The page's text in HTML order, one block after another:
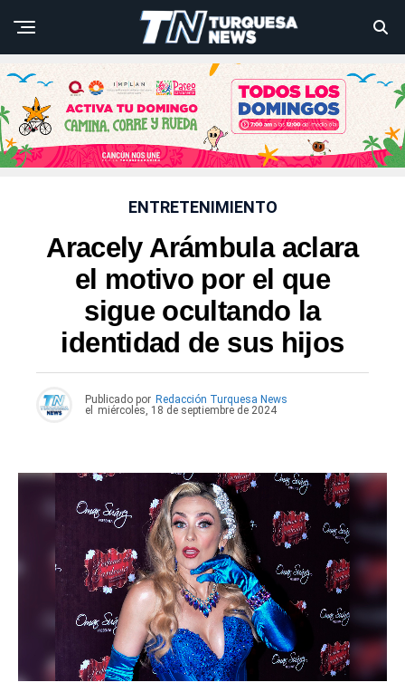
ENTRETENIMIENTO
Aracely Arámbula aclara
el motivo por el que
sigue ocultando la
identidad de sus hijos
Publicado por Redacción Turquesa News
el
miércoles, 18 de septiembre de 2024